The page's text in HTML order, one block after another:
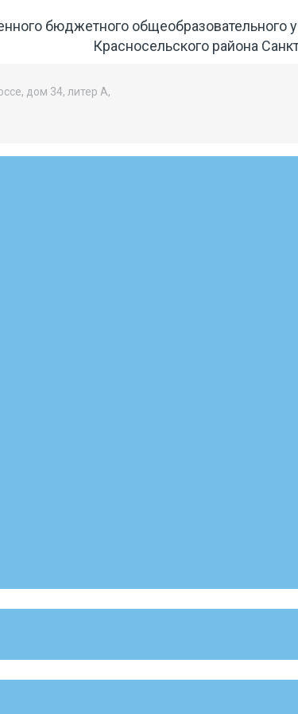
бюджетного
Красносельского района
дом 34, литер А,